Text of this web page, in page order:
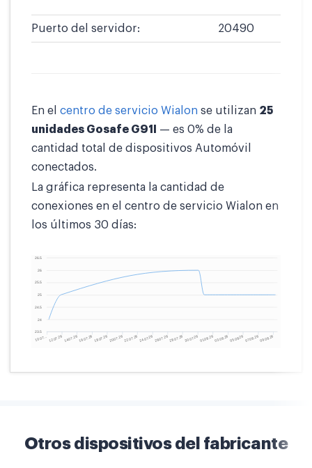
Puerto del servidor: 20490
En el centro de servicio Wialon se utilizan 25
unidades Gosafe G91I
— es 0% de la
cantidad total de dispositivos Automóvil
conectados.
La gráfica representa la cantidad de
conexiones en el centro de servicio Wialon en
los últimos 30 días:
Otros dispositivos del fabricante